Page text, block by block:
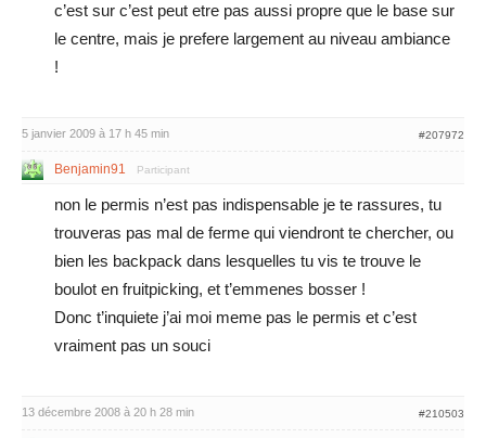
c’est sur c’est peut etre pas aussi propre que le base sur
le centre, mais je prefere largement au niveau ambiance
!
5 janvier 2009 à 17 h 45 min #207972
Benjamin91 Participant
non le permis n’est pas indispensable je te rassures, tu
trouveras pas mal de ferme qui viendront te chercher, ou
bien les backpack dans lesquelles tu vis te trouve le
boulot en fruitpicking, et t’emmenes bosser !
Donc t’inquiete j’ai moi meme pas le permis et c’est
vraiment pas un souci
13 décembre 2008 à 20 h 28 min #210503